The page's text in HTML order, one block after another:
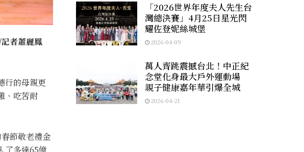
者蕭麗鳳
行的母親更
、吃苦耐
節敬老禮金
「2026世界年度夫人先生台
灣總決賽」4月25日星光閃
耀佐登妮絲城堡
2026-04-09
萬人齊跳震撼台北！中正紀
念堂化身最大戶外運動場
親子健康嘉年華引爆全城
2026-04-21